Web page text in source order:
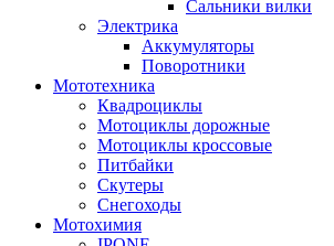
Сальники вилки
Электрика
Аккумуляторы
Поворотники
Мототехника
Квадроциклы
Мотоциклы дорожные
Мотоциклы кроссовые
Питбайки
Скутеры
Снегоходы
Мотохимия